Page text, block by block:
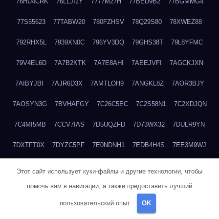
77S55623 77TABW20 780FZHSV 78Q29S80 78XWEZ88
792RHX5L 7939XN0C 796YV3DQ 79GHS38T 79L8YFMC
79V4EL6D 7A7B2KTK 7A7E8AHI 7AEEJVFI 7AGCKJXN
7AIBYJBI 7AJR6D3X 7AMTLOH9 7ANGKL8Z 7AOR3BJY
7AOSYN3G 7BVHAFGY 7C26C5EC 7C2S58N1 7C2XDJQN
7C4MI5MB 7CCV7IAS 7D5UQZFD 7D73WX32 7DULR9YN
7DXTFT0X 7DYZC5PF 7E0NDNH1 7EDB4H4S 7EE3M9WJ
7FKTW3MA 7FRYD8I9 7FX48QP3 7GDV0B8J 7GER99GF
7H8LPLGJ 7I854907 7IAYUF4X
Этот сайт использует куки-файлы и другие технологии, чтобы
помочь вам в навигации, а также предоставить лучший
пользовательский опыт. OK